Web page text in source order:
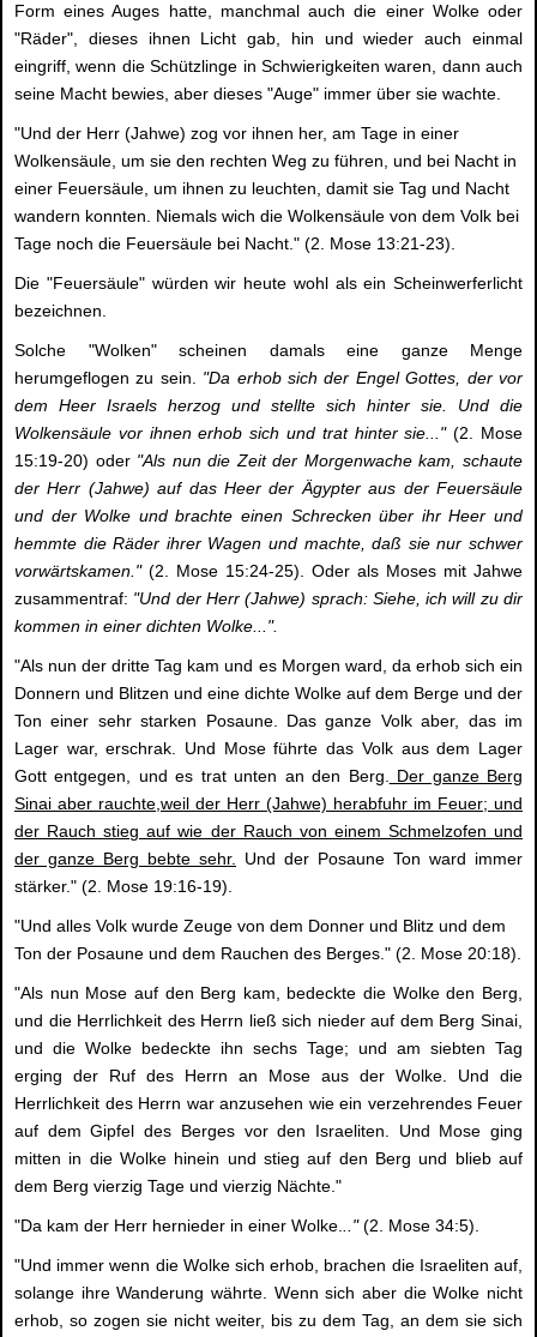
Form eines Auges hatte, manchmal auch die einer Wolke oder
"Räder", dieses ihnen Licht gab, hin und wieder auch einmal
eingriff, wenn die Schützlinge in Schwierigkeiten waren, dann auch
seine Macht bewies, aber dieses "Auge" immer über sie wachte.
"Und der Herr (Jahwe) zog vor ihnen her, am Tage in einer
Wolkensäule, um sie den rechten Weg zu führen, und bei Nacht in
einer Feuersäule, um ihnen zu leuchten, damit sie Tag und Nacht
wandern konnten. Niemals wich die Wolkensäule von dem Volk bei
Tage noch die Feuersäule bei Nacht." (2. Mose 13:21-23).
Die "Feuersäule" würden wir heute wohl als ein Scheinwerferlicht
bezeichnen.
Solche "Wolken" scheinen damals eine ganze Menge
herumgeflogen zu sein. "Da erhob sich der Engel Gottes, der vor
dem Heer Israels herzog und stellte sich hinter sie. Und die
Wolkensäule vor ihnen erhob sich und trat hinter sie..."(2. Mose
15:19-20) oder"Als nun die Zeit der Morgenwache kam, schaute
der Herr (Jahwe) auf das Heer der Ägypter aus der Feuersäule
und der Wolke und brachte einen Schrecken über ihr Heer und
hemmte die Räder ihrer Wagen und machte, daß sie nur schwer
vorwärtskamen."(2. Mose 15:24-25). Oder als Moses mit Jahwe
zusammentraf: "Und der Herr (Jahwe) sprach: Siehe, ich will zu dir
kommen in einer dichten Wolke...".
"Als nun der dritte Tag kam und es Morgen ward, da erhob sich ein
Donnern und Blitzen und eine dichte Wolke auf dem Berge und der
Ton einer sehr starken Posaune. Das ganze Volk aber, das im
Lager war, erschrak. Und Mose führte das Volk aus dem Lager
Gott entgegen, und es trat unten an den Berg.
Der ganze Berg
Sinai aber rauchte,weil der Herr (Jahwe) herabfuhr im Feuer; und
der Rauch stieg auf wie der Rauch von einem Schmelzofen und
der ganze Berg bebte sehr.
Und der Posaune Ton ward immer
stärker." (2. Mose 19:16-19).
"Und alles Volk wurde Zeuge von dem Donner und Blitz und dem
Ton der Posaune und dem Rauchen des Berges." (2. Mose 20:18).
"Als nun Mose auf den Berg kam, bedeckte die Wolke den Berg,
und die Herrlichkeit des Herrn ließ sich nieder auf dem Berg Sinai,
und die Wolke bedeckte ihn sechs Tage; und am siebten Tag
erging der Ruf des Herrn an Mose aus der Wolke. Und die
Herrlichkeit des Herrn war anzusehen wie ein verzehrendes Feuer
auf dem Gipfel des Berges vor den Israeliten. Und Mose ging
mitten in die Wolke hinein und stieg auf den Berg und blieb auf
dem Berg vierzig Tage und vierzig Nächte."
"Da kam der Herr hernieder in einer Wolke. .."(2. Mose 34:5).
"Und immer wenn die Wolke sich erhob, brachen die Israeliten auf,
solange ihre Wanderung währte. Wenn sich aber die Wolke nicht
erhob, so zogen sie nicht weiter, bis zu dem Tag, an dem sie sich